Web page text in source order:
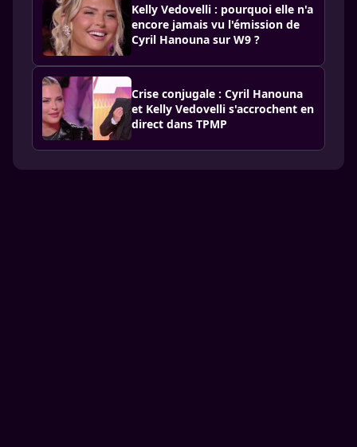
Kelly Vedovelli : pourquoi elle n'a
encore jamais vu l'émission de
Cyril Hanouna sur W9 ?
Crise conjugale : Cyril Hanouna
et Kelly Vedovelli s'accrochent en
direct dans TPMP